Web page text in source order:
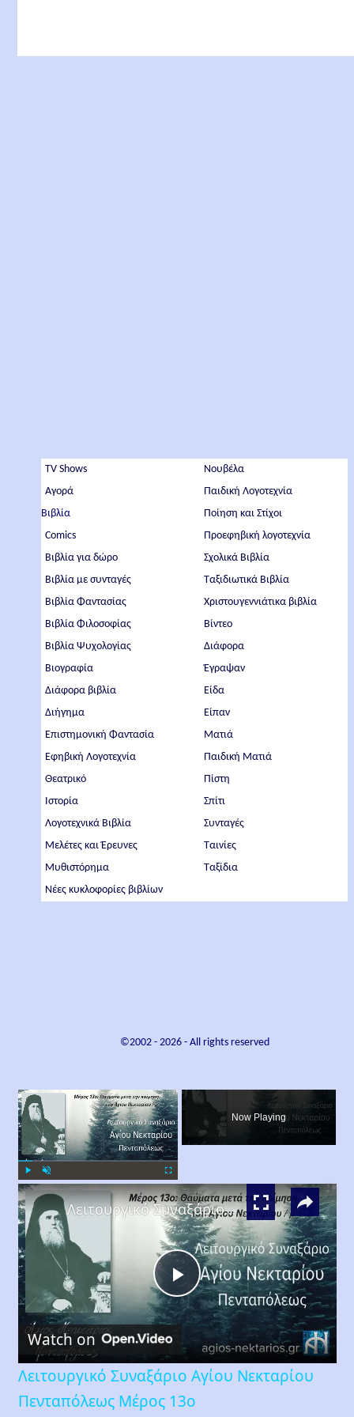
TV Shows
Αγορά
Βιβλία
Comics
Βιβλία για δώρο
Βιβλία με συνταγές
Βιβλία Φαντασίας
Βιβλία Φιλοσοφίας
Βιβλία Ψυχολογίας
Βιογραφία
Διάφορα βιβλία
Διήγημα
Επιστημονική Φαντασία
Εφηβική Λογοτεχνία
Θεατρικό
Ιστορία
Λογοτεχνικά Βιβλία
Μελέτες και Έρευνες
Μυθιστόρημα
Νέες κυκλοφορίες βιβλίων
Νουβέλα
Παιδική Λογοτεχνία
Ποίηση και Στίχοι
Προεφηβική λογοτεχνία
Σχολικά Βιβλία
Ταξιδιωτικά Βιβλία
Χριστουγεννιάτικα βιβλία
Βίντεο
Διάφορα
Έγραψαν
Είδα
Είπαν
Ματιά
Παιδική Ματιά
Πίστη
Σπίτι
Συνταγές
Ταινίες
Ταξίδια
©2002 - 2026- All rights reserved
×
Play Unmute Fullscreen
Now Playing
×
Play
Video
Λειτουργικό Συναξάριο Αγίου Νεκταρίου Πενταπόλεως Μέρος 13ο
Watch on
Λειτουργικό Συναξάριο Αγίου Νεκταρίου
Πενταπόλεως Μέρος 13ο